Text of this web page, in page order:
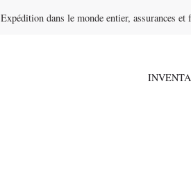
Expédition dans le monde entier, assurances et